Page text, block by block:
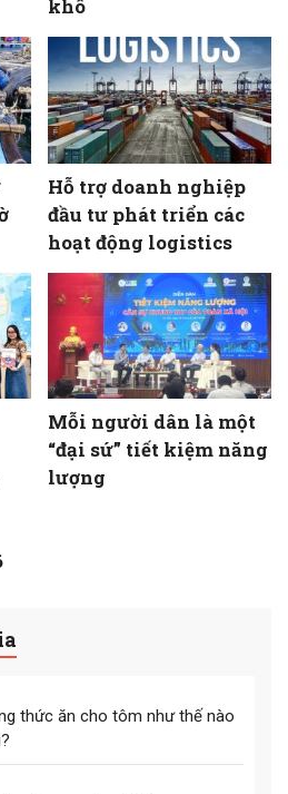
khô
Hỗ trợ doanh nghiệp
đầu tư phát triển các
hoạt động logistics
Mỗi người dân là một
“đại sứ” tiết kiệm năng
lượng
thức ăn cho tôm như thế nào